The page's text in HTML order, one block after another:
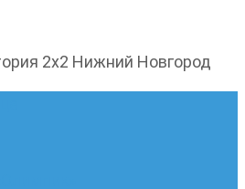
2х2 Нижний Новгород